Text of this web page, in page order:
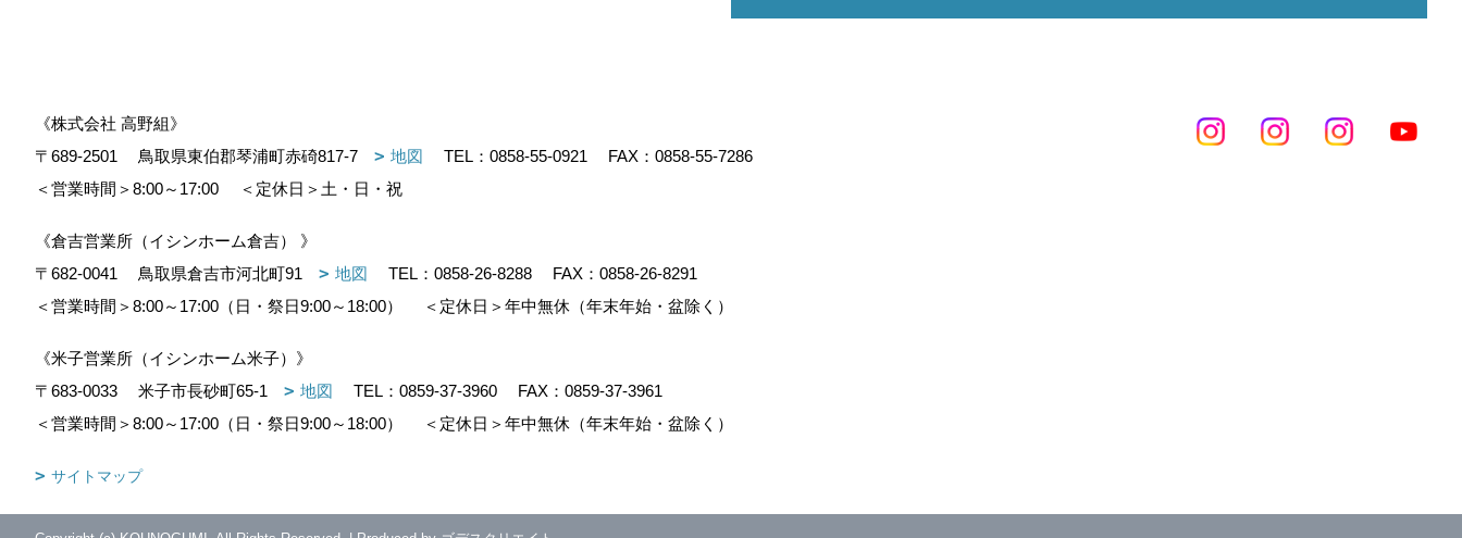
《株式会社 高野組》
〒689-2501
鳥取県東伯郡琴浦町赤碕817-7 地図 TEL： 0858-55-0921
FAX：0858-55-7286
＜営業時間＞8:00～17:00
＜定休日＞土・日・祝
《倉吉営業所（イシンホーム倉吉） 》
〒682-0041
鳥取県倉吉市河北町91 地図 TEL： 0858-26-8288
FAX：0858-26-8291
＜営業時間＞8:00～17:00（日・祭日9:00～18:00）
＜定休日＞年中無休（年末年始・盆除く）
《米子営業所（イシンホーム米子）》
〒683-0033
米子市長砂町65-1 地図 TEL： 0859-37-3960
FAX：0859-37-3961
＜営業時間＞8:00～17:00（日・祭日9:00～18:00）
＜定休日＞年中無休（年末年始・盆除く）
サイトマップ